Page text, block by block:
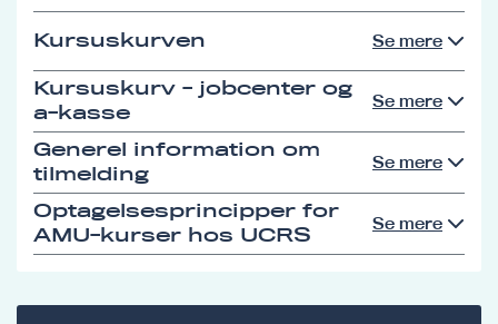
Kursuskurven Se mere
Kursuskurv - jobcenter og
a-kasse
Se mere
Generel information om
tilmelding
Se mere
Optagelsesprincipper for
AMU-kurser hos UCRS
Se mere